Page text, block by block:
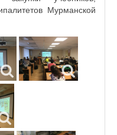
Мурманской